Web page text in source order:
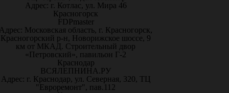
Адрес: г. Котлас, ул. Мира 46
Красногорск
FDPmaster
Московская область, г. Красногорск,
Красногорский р-н, Новорижское шоссе, 9
км от МКАД. Строительный двор
«Петровский», павильон Г-2
Краснодар
ВСЯЛЕПНИНА.РУ
Адрес: г. Краснодар, ул. Северная, 320, ТЦ
"Евроремонт", пав.112